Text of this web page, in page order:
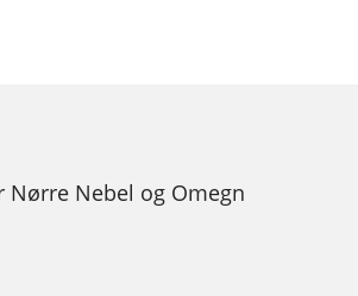
Nørre Nebel og Omegn